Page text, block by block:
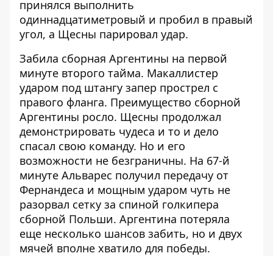
принялся выполнить
одиннадцатиметровый и пробил в правый
угол, а Щесны парировал удар.
Забила сборная Аргентины на первой
минуте второго тайма. Макаллистер
ударом под штангу запер прострел с
правого фланга. Преимущество сборной
Аргентины росло. Щесны продолжал
демонстрировать чудеса и то и дело
спасал свою команду. Но и его
возможности не безграничны. На 67-й
минуте Альварес получил передачу от
Фернандеса и мощным ударом чуть не
разорвал сетку за спиной голкипера
сборной Польши. Аргентина потеряла
еще несколько шансов забить, но и двух
мячей вполне хватило для победы.